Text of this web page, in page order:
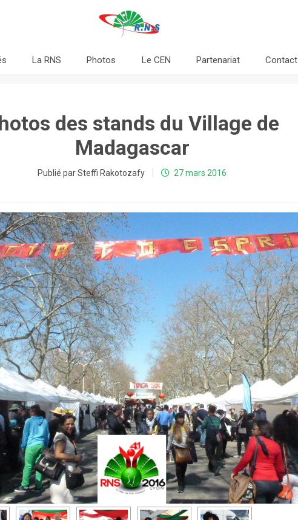
La RNS Photos Le CEN Partenariat Contact
des stands du Village de
Madagascar
Publié par Steffi Rakotozafy 27 mars 2016